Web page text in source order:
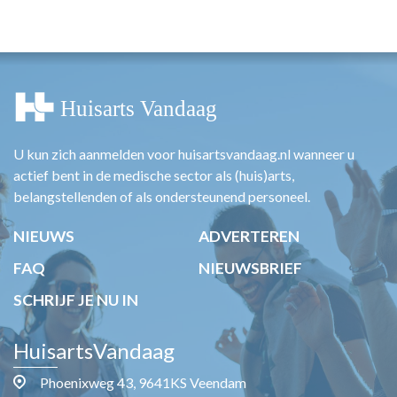
TARIEVEN
MEDISCHE VAKHANDEL
REGISTRATIE
U kun zich aanmelden voor huisartsvandaag.nl wanneer u
actief bent in de medische sector als (huis)arts,
belangstellenden of als ondersteunend personeel.
NIEUWS
ADVERTEREN
FAQ
NIEUWSBRIEF
SCHRIJF JE NU IN
HuisartsVandaag
Phoenixweg 43, 9641KS Veendam